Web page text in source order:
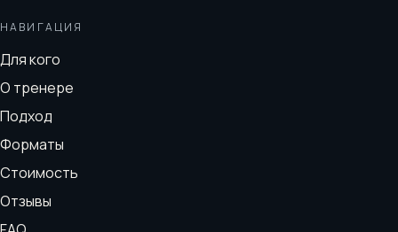
НАВИГАЦИЯ
Для кого
О тренере
Подход
Форматы
Стоимость
Отзывы